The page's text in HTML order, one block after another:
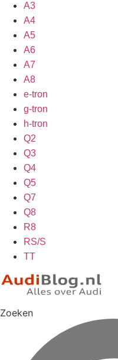
A3
A4
A5
A6
A7
A8
e-tron
g-tron
h-tron
Q2
Q3
Q4
Q5
Q7
Q8
R8
RS/S
TT
Zoeken